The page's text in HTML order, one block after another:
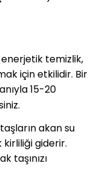
temizlik,
için etkilidir. Bir
15-20
akan su
kirliliği giderir.
taşınızı